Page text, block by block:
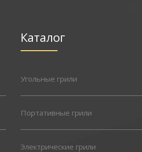
Каталог
Угольные грили
Портативные грили
Электрические грили